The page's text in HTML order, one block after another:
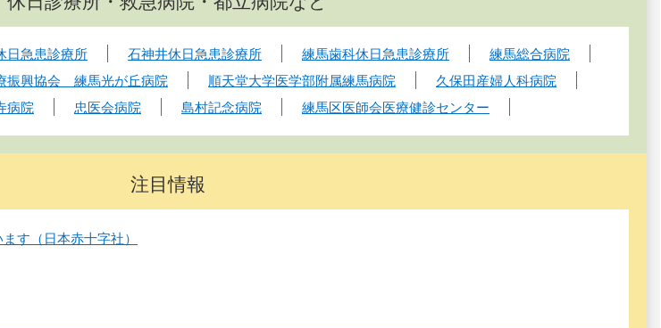
日急患診療所 石神井休日急患診療所 練馬歯科休日急患診療所
練馬総合病院
振興協会 練馬光が丘病院 順天堂大学医学部附属練馬病院
久保田産婦人科病院
病院 忠医会病院 島村記念病院 練馬区医師会医療健診センター
注目情報
す（日本赤十字社）